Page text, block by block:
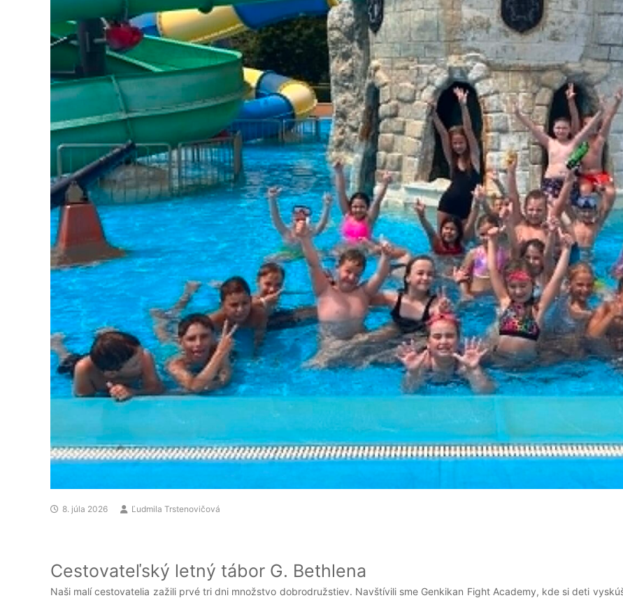
8. júla 2026 Ľudmila Trstenovičová
Cestovateľský letný tábor G. Bethlena
Naši malí cestovatelia zažili prvé tri dni množstvo dobrodružstiev. Navštívili sme Genkikan Fight Academy, kde si deti